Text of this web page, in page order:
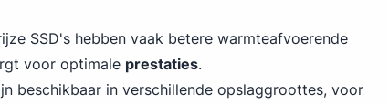
SSD's hebben vaak betere warmteafvoerende
voor optimale prestaties.
beschikbaar in verschillende opslaggroottes, voor